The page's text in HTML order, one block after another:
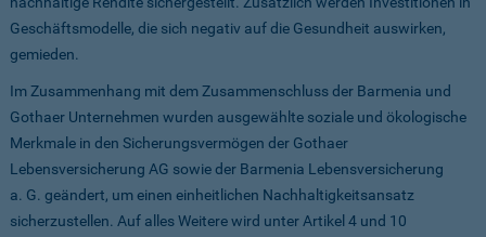
Geschäftsmodelle, die sich negativ auf die Gesundheit auswirken,
gemieden.
Im Zusammenhang mit dem Zusammenschluss der Barmenia und
Gothaer Unternehmen wurden ausgewählte soziale und ökologische
Merkmale in den Sicherungsvermögen der Gothaer
Lebensversicherung AG sowie der Barmenia Lebensversicherung
a. G. geändert, um einen einheitlichen Nachhaltigkeitsansatz
sicherzustellen. Auf alles Weitere wird unter Artikel 4 und 10